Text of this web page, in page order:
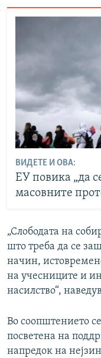
ВИДЕТЕ И ОВА:
ЕУ повика „да
масовните
„Слободата на
што треба да се
начин,
на учесниците и
насилство“,
Во соопштението
посветена на
напредок на